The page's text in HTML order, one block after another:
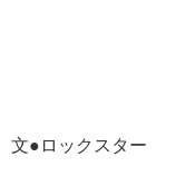
文●ロックスター